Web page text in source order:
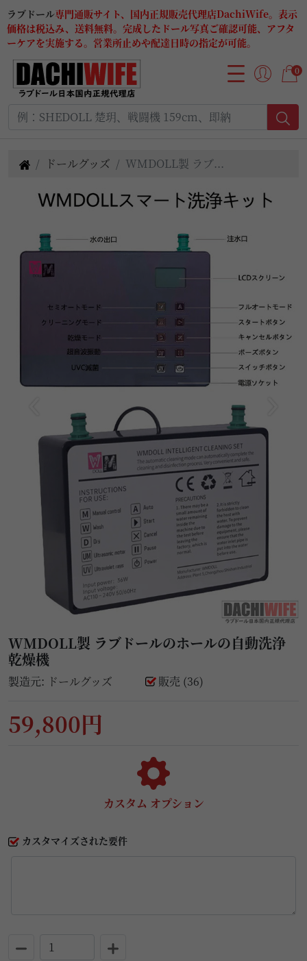
ラブドール専門通販サイト、国内正規販売代理店DachiWife。表示
価格は税込み、送料無料。完成したドール写真ご確認可能、アフタ
ーケアを実施する。営業所止めや配達日時の指定が可能。
0
ドールグッズ WMDOLL製 ラブ...
WMDOLL製 ラブドールのホールの自動洗浄
乾燥機
製造元: ドールグッズ 販売 (36)
59,800円
カスタム オプション
カスタマイズされた要件